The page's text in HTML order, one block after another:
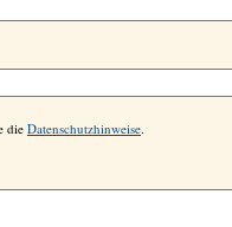
die Datenschutzhinweise.